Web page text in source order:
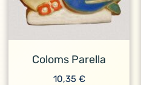
Coloms Parella
10,35 €